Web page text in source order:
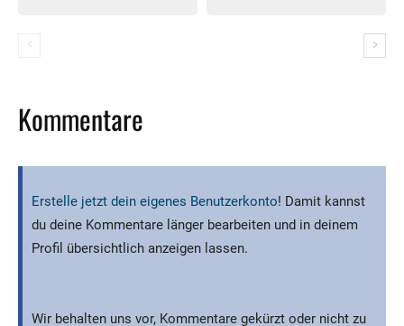
Kommentare
Erstelle jetzt dein eigenes Benutzerkonto! Damit kannst
du deine Kommentare länger bearbeiten und in deinem
Profil übersichtlich anzeigen lassen.
Wir behalten uns vor, Kommentare gekürzt oder nicht zu